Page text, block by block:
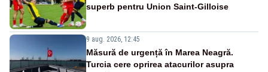
superb pentru Union Saint-Gilloise
9 aug. 2026, 12:45
Măsură de urgență în Marea Neagră.
Turcia cere oprirea atacurilor asupra